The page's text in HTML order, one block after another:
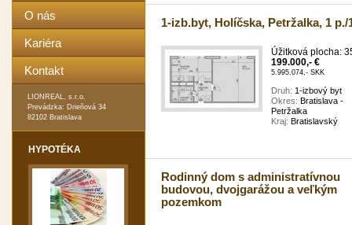
1-izb.byt, Holíčska, Petržalka, 1 p./
Úžitková plocha:
199.000,- €
5.995.074,- SKK
Druh: 1-izbový byt
Okres: Bratislava -
Petržalka
Kraj: Bratislavský
Rodinný dom s administratívnou
budovou, dvojgarážou a veľkým
pozemkom
O nás
Kariéra
Kontakt
LIONREAL, s.r.o.
Prevádzka: Drieňová 34
82102 Bratislava
HYPOTÉKA